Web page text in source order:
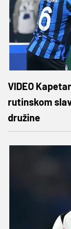
VIDEO
rutinskom
družine